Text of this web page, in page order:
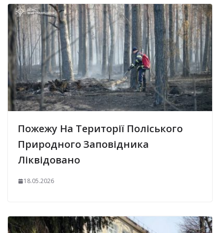
Пожежу На Території Поліського
Природного Заповідника
Ліквідовано
18.05.2026